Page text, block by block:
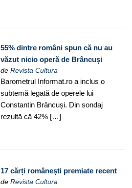
55% dintre români spun că nu au
văzut nicio operă de Brâncuși
deRevista Cultura
Barometrul Informat.ro a inclus o
subtemă legată de operele lui
Constantin Brâncuși. Din sondaj
rezultă că 42% […]
17 cărți românești premiate recent
deRevista Cultura